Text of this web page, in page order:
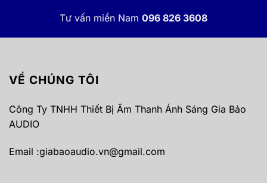
Tư vấn miền Nam 096 826 3608
VỀ CHÚNG TÔI
Công Ty TNHH Thiết Bị Âm Thanh Ánh Sáng Gia Bảo
AUDIO
Email :giabaoaudio.vn@gmail.com